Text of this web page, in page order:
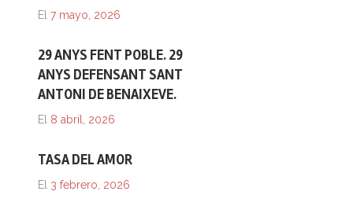
El 7 mayo, 2026
29 ANYS FENT POBLE. 29
ANYS DEFENSANT SANT
ANTONI DE BENAIXEVE.
El 8 abril, 2026
TASA DEL AMOR
El 3 febrero, 2026